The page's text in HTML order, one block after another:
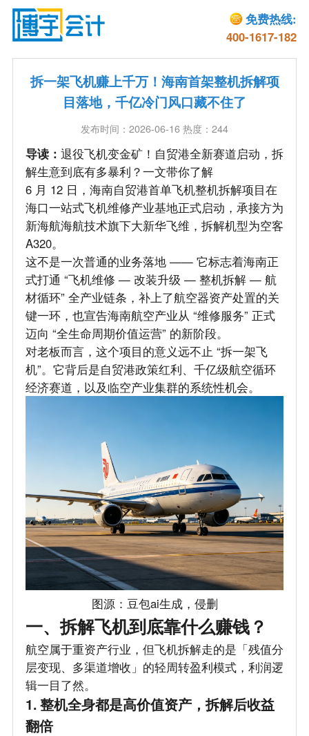
免费热线:
400-1617-182
拆一架飞机赚上千万！海南首架整机拆解项
目落地，千亿冷门风口藏不住了
发布时间：2026-06-16 热度：244
导读： 退役飞机变金矿！自贸港全新赛道启动，拆
解生意到底有多暴利？一文带你了解
6 月 12 日，海南自贸港首单飞机整机拆解项目在
海口一站式飞机维修产业基地正式启动，承接方为
新海航海航技术旗下大新华飞维，拆解机型为空客
A320。
这不是一次普通的业务落地 —— 它标志着海南正
式打通 “飞机维修 — 改装升级 — 整机拆解 — 航
材循环” 全产业链条，补上了航空器资产处置的关
键一环，也宣告海南航空产业从 “维修服务” 正式
迈向 “全生命周期价值运营” 的新阶段。
对老板而言，这个项目的意义远不止 “拆一架飞
机”。它背后是自贸港政策红利、千亿级航空循环
经济赛道，以及临空产业集群的系统性机会。
图源：豆包ai生成，侵删
一、拆解飞机到底靠什么赚钱？
航空属于重资产行业，但飞机拆解走的是「残值分
层变现、多渠道增收」的轻周转盈利模式，利润逻
辑一目了然。
1. 整机全身都是高价值资产，拆解后收益
翻倍